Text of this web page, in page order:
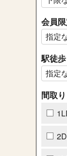
会員
駅徒歩
間取り